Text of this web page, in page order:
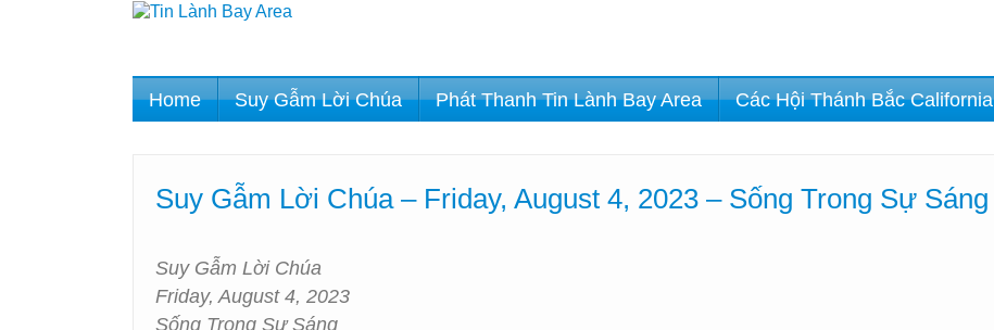
Home Suy Gẫm Lời Chúa Phát Thanh Tin Lành Bay Area Các Hội Thánh Bắc California
Suy Gẫm Lời Chúa – Friday, August 4, 2023 – Sống Trong Sự Sáng
Suy Gẫm Lời Chúa
Friday, August 4, 2023
Sống Trong Sự Sáng